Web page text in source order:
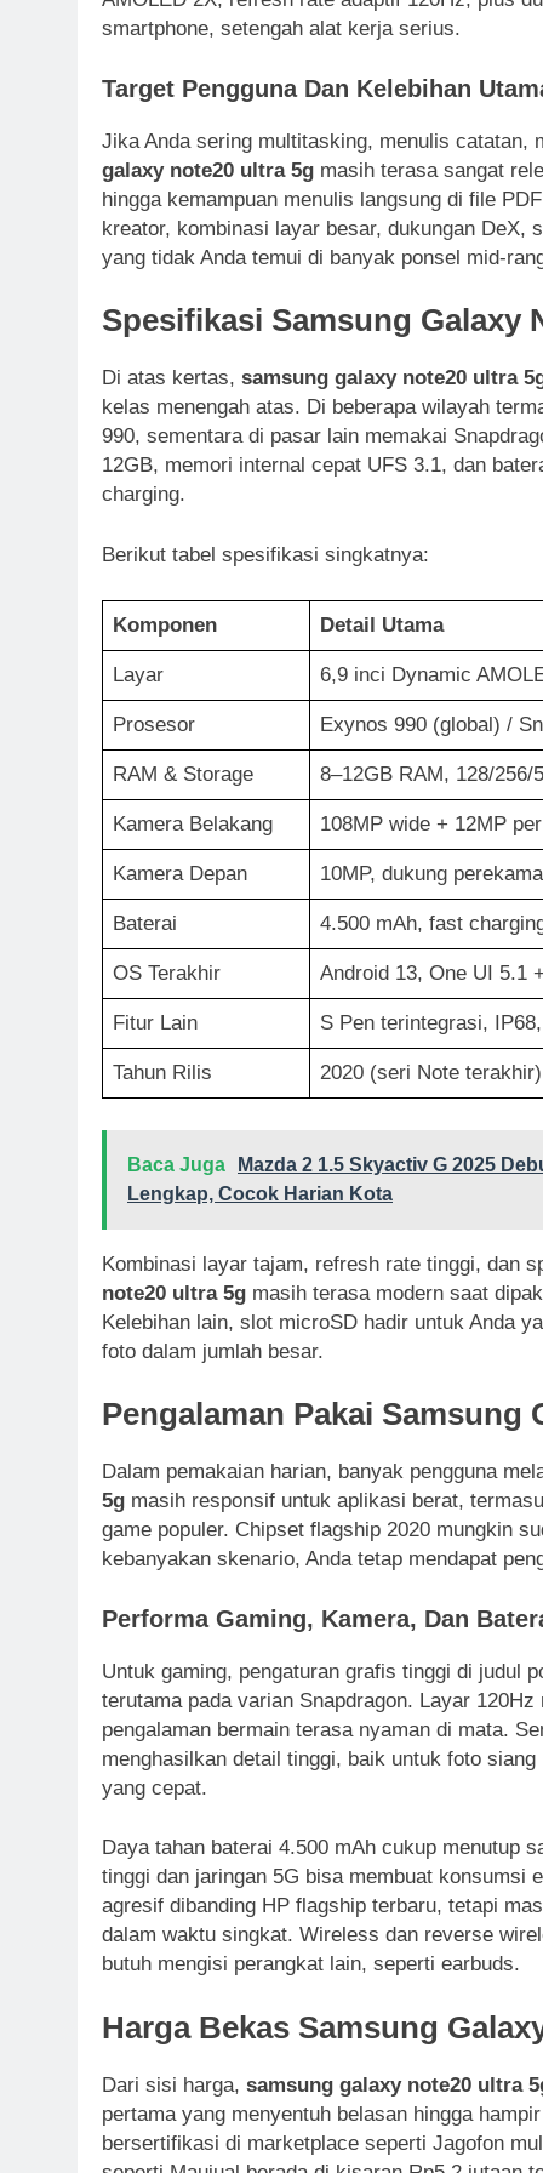
smartphone, setengah alat kerja serius.
Target Pengguna Dan Kelebihan
Jika Anda sering multitasking, menulis catatan,
galaxy note20 ultra 5g masih terasa sangat
hingga kemampuan menulis langsung di file
kreator, kombinasi layar besar, dukungan DeX,
yang tidak Anda temui di banyak ponsel mid-
Spesifikasi Samsung Galaxy
Di atas kertas, samsung galaxy note20 ultra
kelas menengah atas. Di beberapa wilayah
990, sementara di pasar lain memakai
12GB, memori internal cepat UFS 3.1, dan
charging.
Berikut tabel spesifikasi singkatnya:
Komponen Detail Utama
Layar 6,9 inci Dynamic
Prosesor Exynos 990 (global) /
RAM & Storage 8–12GB RAM, 128/256/
Kamera Belakang 108MP wide + 12MP
Kamera Depan 10MP, dukung
Baterai 4.500 mAh, fast
OS Terakhir Android 13, One UI 5.1
Fitur Lain S Pen terintegrasi,
Tahun Rilis 2020 (seri Note terakhir)
Baca Juga
Mazda 2 1.5 Skyactiv G 2025
Lengkap, Cocok Harian Kota
Kombinasi layar tajam, refresh rate tinggi, dan
note20 ultra 5g masih terasa modern saat
Kelebihan lain, slot microSD hadir untuk Anda
foto dalam jumlah besar.
Pengalaman Pakai Samsung
Dalam pemakaian harian, banyak pengguna
5g masih responsif untuk aplikasi berat,
game populer. Chipset flagship 2020 mungkin
kebanyakan skenario, Anda tetap mendapat
Performa Gaming, Kamera, Dan
Untuk gaming, pengaturan grafis tinggi di judul
terutama pada varian Snapdragon. Layar
pengalaman bermain terasa nyaman di mata.
menghasilkan detail tinggi, baik untuk foto
yang cepat.
Daya tahan baterai 4.500 mAh cukup menutup
tinggi dan jaringan 5G bisa membuat konsumsi
agresif dibanding HP flagship terbaru, tetapi
dalam waktu singkat. Wireless dan reverse
butuh mengisi perangkat lain, seperti earbuds.
Harga Bekas Samsung
Dari sisi harga, samsung galaxy note20 ultra
pertama yang menyentuh belasan hingga
bersertifikasi di marketplace seperti Jagofon